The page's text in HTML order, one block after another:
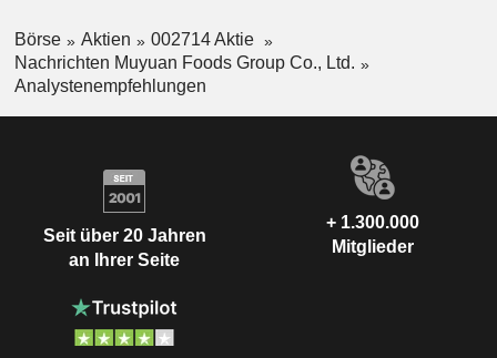
Börse Aktien
002714 Aktie
Nachrichten Muyuan Foods Group Co., Ltd.
Analystenempfehlungen
Seit über 20 Jahren
an Ihrer Seite
+ 1.300.000
Mitglieder